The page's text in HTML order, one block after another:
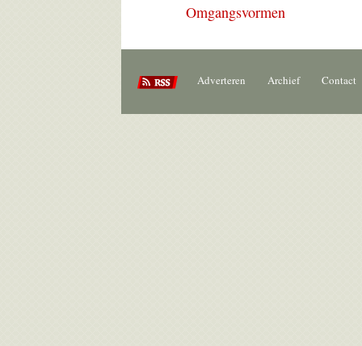
Omgangsvormen
Adverteren Archief Contact